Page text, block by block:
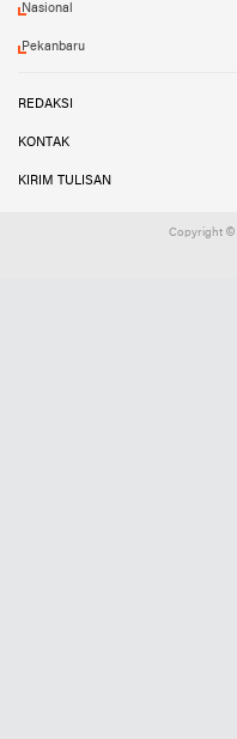
Nasional
Pekanbaru
REDAKSI
KONTAK
KIRIM TULISAN
Copyright ©